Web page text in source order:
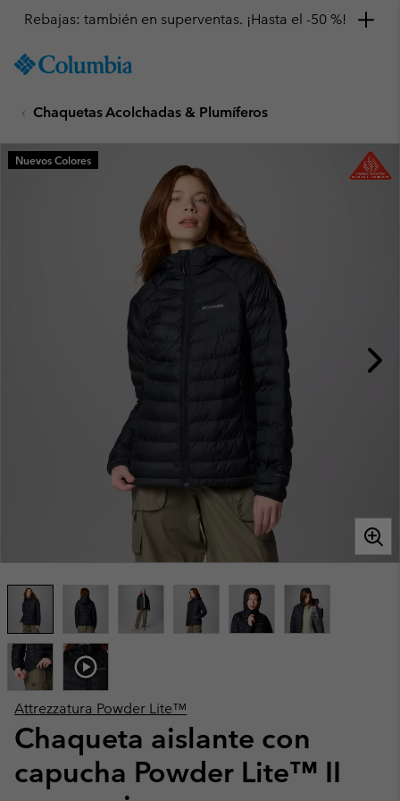
TO
SKIP
MAIN
NAV
Rebajas: también en superventas. ¡Hasta el -50 %!
Chaquetas Acolchadas & Plumíferos
Attrezzatura Powder Lite™
Chaqueta aislante con
capucha Powder Lite™ II
Nuevos Colores